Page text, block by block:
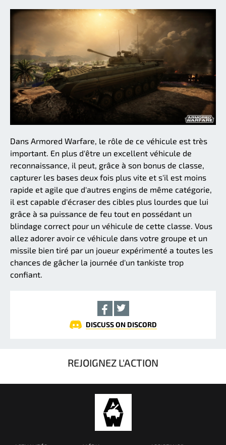
Dans Armored Warfare, le rôle de ce véhicule est très
important. En plus d'être un excellent véhicule de
reconnaissance, il peut, grâce à son bonus de classe,
capturer les bases deux fois plus vite et s'il est moins
rapide et agile que d'autres engins de même catégorie,
il est capable d'écraser des cibles plus lourdes que lui
grâce à sa puissance de feu tout en possédant un
blindage correct pour un véhicule de cette classe. Vous
allez adorer avoir ce véhicule dans votre groupe et un
missile bien tiré par un joueur expérimenté a toutes les
chances de gâcher la journée d'un tankiste trop
confiant.
DISCUSS ON DISCORD
REJOIGNEZ L'ACTION